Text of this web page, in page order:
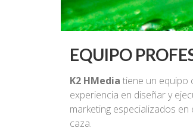
EQUIPO
K2 HMedia tiene un equipo
experiencia en diseñar y
marketing especializados en
caza.